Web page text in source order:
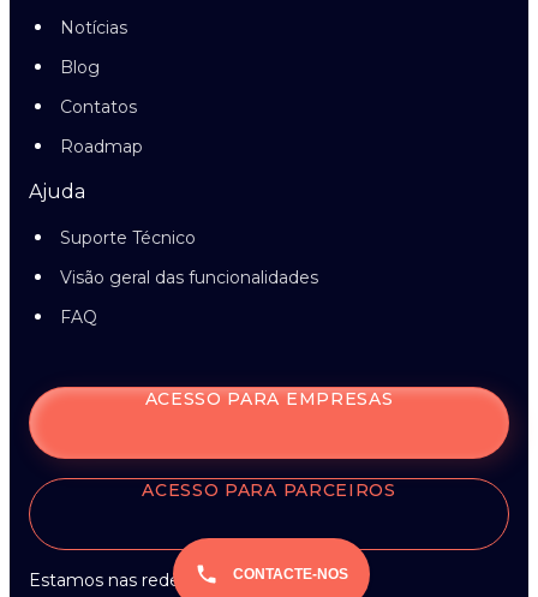
CONTACTE-NOS
Notícias
Blog
Contatos
Roadmap
Ajuda
Suporte Técnico
Visão geral das funcionalidades
FAQ
ACESSO PARA EMPRESAS
ACESSO PARA PARCEIROS
Estamos nas redes sociais: